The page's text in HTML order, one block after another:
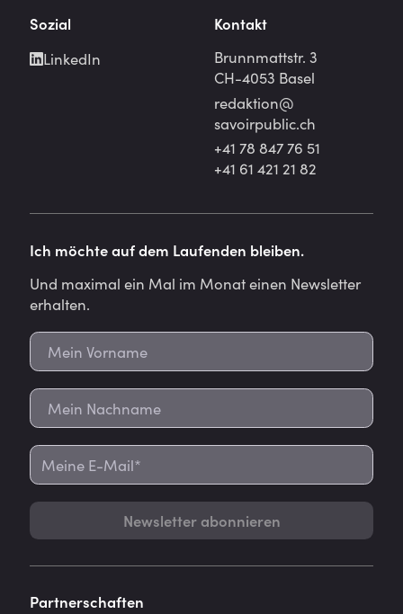
Sozial
LinkedIn
Kontakt
Brunnmattstr. 3
CH-4053 Basel
redaktion@
savoirpublic.ch
+41 78 847 76 51
+41 61 421 21 82
Ich möchte auf dem Laufenden bleiben.
Und maximal ein Mal im Monat einen Newsletter
erhalten.
Newsletter abonnieren
Partnerschaften